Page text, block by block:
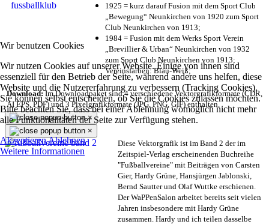
Wir benutzen Cookies
Wir nutzen Cookies auf unserer Website. Einige von ihnen sind
essenziell für den Betrieb der Seite, während andere uns helfen, diese
Website und die Nutzererfahrung zu verbessern (Tracking Cookies).
Sie können selbst entscheiden, ob Sie die Cookies zulassen möchten.
Bitte beachten Sie, dass bei einer Ablehnung womöglich nicht mehr
alle Funktionalitäten der Seite zur Verfügung stehen.
AkzeptierenAblehnen
Weitere Informationen
1925 = kurz darauf Fusion mit dem Sport Club
„Bewegung“ Neunkirchen von 1920 zum Sport
Club Neunkirchen von 1913;
1984 = Fusion mit dem Werks Sport Verein
„Brevillier & Urban“ Neunkirchen von 1932
zum Sport Club Neunkirchen von 1913;
Vereinsfarben: Blau-Weiß;
Download:Im Downloadpaket sind 4 verschiedene Vektorgrafikformate (CDR,
AI EPS, PDF) und 3 Pixelgrafikformate (JPG, PNG, GIF) enthalten.
×
×
Diese Vektorgrafik ist im Band 2 der im
Zeitspiel-Verlag erscheinenden Buchreihe
"Fußballvereine" mit Beiträgen von Carsten
Gier, Hardy Grüne, Hansjürgen Jablonski,
Bernd Sautter und Olaf Wuttke erschienen.
Der WaPPenSalon arbeitet bereits seit vielen
Jahren insbesondere mit Hardy Grüne
zusammen. Hardy und ich teilen dasselbe